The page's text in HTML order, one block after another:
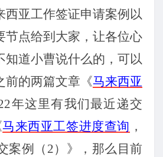
西亚工作签证申请案例以
节点给到大家，让各位心
知道小曹说什么的，可以
前的两篇文章《马来西亚
年这里有我们最近递交
马来西亚工签进度查询 ，
案例（2）》，那么目前